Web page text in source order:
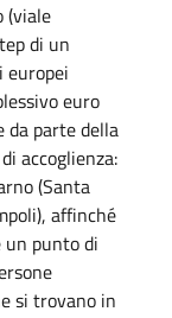
(viale
di un
europei
euro
da parte della
accoglienza:
(Santa
affinché
un punto di
si trovano in